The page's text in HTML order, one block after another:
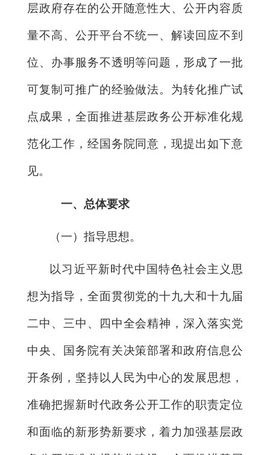
层政府存在的公开随意性大、公开内容质
量不高、公开平台不统一、解读回应不到
位、办事服务不透明等问题，形成了一批
可复制可推广的经验做法。为转化推广试
点成果，全面推进基层政务公开标准化规
范化工作，经国务院同意，现提出如下意
见。
一、总体要求
（一）指导思想。
以习近平新时代中国特色社会主义思
想为指导，全面贯彻党的十九大和十九届
二中、三中、四中全会精神，深入落实党
中央、国务院有关决策部署和政府信息公
开条例，坚持以人民为中心的发展思想，
准确把握新时代政务公开工作的职责定位
和面临的新形势新要求，着力加强基层政